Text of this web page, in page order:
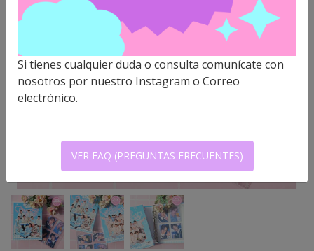
Si tienes cualquier duda o consulta comunícate con
nosotros por nuestro Instagram o Correo
electrónico.
VER FAQ (PREGUNTAS FRECUENTES)